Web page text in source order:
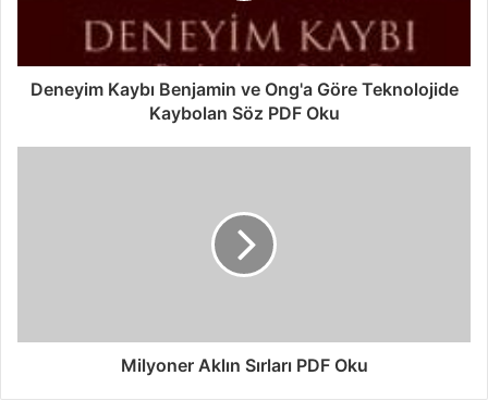
Deneyim Kaybı Benjamin ve Ong'a Göre Teknolojide
Kaybolan Söz PDF Oku
Milyoner Aklın Sırları PDF Oku